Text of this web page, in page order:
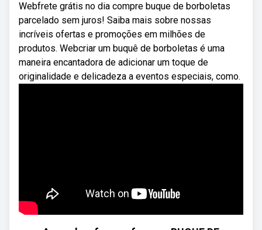
Webfrete grátis no dia compre buque de borboletas
parcelado sem juros! Saiba mais sobre nossas
incríveis ofertas e promoções em milhões de
produtos. Webcriar um buquê de borboletas é uma
maneira encantadora de adicionar um toque de
originalidade e delicadeza a eventos especiais, como.